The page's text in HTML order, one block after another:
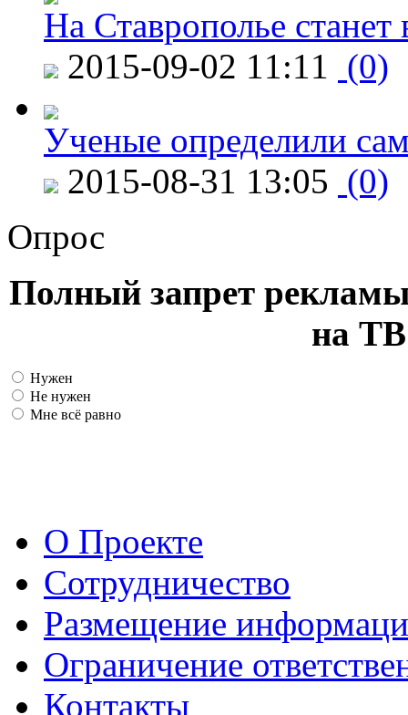
На Ставрополье
2015-09-02 11:11 (0)
Ученые определили
2015-08-31 13:05 (0)
Опрос
Полный запрет
на ТВ
Нужен
Не нужен
Мне всё равно
О Проекте
Сотрудничество
Размещение
Ограничение
Контакты